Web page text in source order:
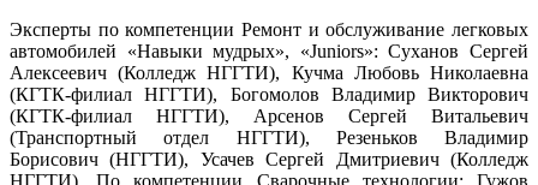
Эксперты по компетенции Ремонт и обслуживание легковых
автомобилей «Навыки мудрых», «Juniors»: Суханов Сергей
Алексеевич (Колледж НГГТИ), Кучма Любовь Николаевна
(КГТК-филиал НГГТИ), Богомолов Владимир Викторович
(КГТК-филиал НГГТИ), Арсенов Сергей Витальевич
(Транспортный отдел НГГТИ), Резеньков Владимир
Борисович (НГГТИ), Усачев Сергей Дмитриевич (Колледж
НГГТИ). По компетенции Сварочные технологии: Гужов